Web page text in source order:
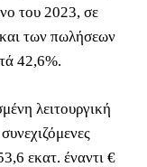
του 2023, σε
των πωλήσεων
42,6%.
λειτουργική
εκατ. έναντι €